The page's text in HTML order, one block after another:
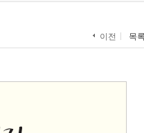
이전 목록